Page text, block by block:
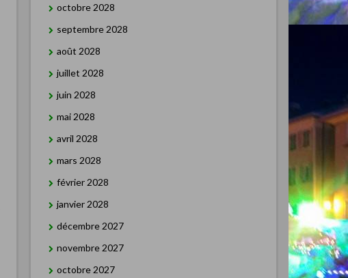
octobre 2028
septembre 2028
août 2028
juillet 2028
juin 2028
mai 2028
avril 2028
mars 2028
février 2028
janvier 2028
décembre 2027
novembre 2027
octobre 2027